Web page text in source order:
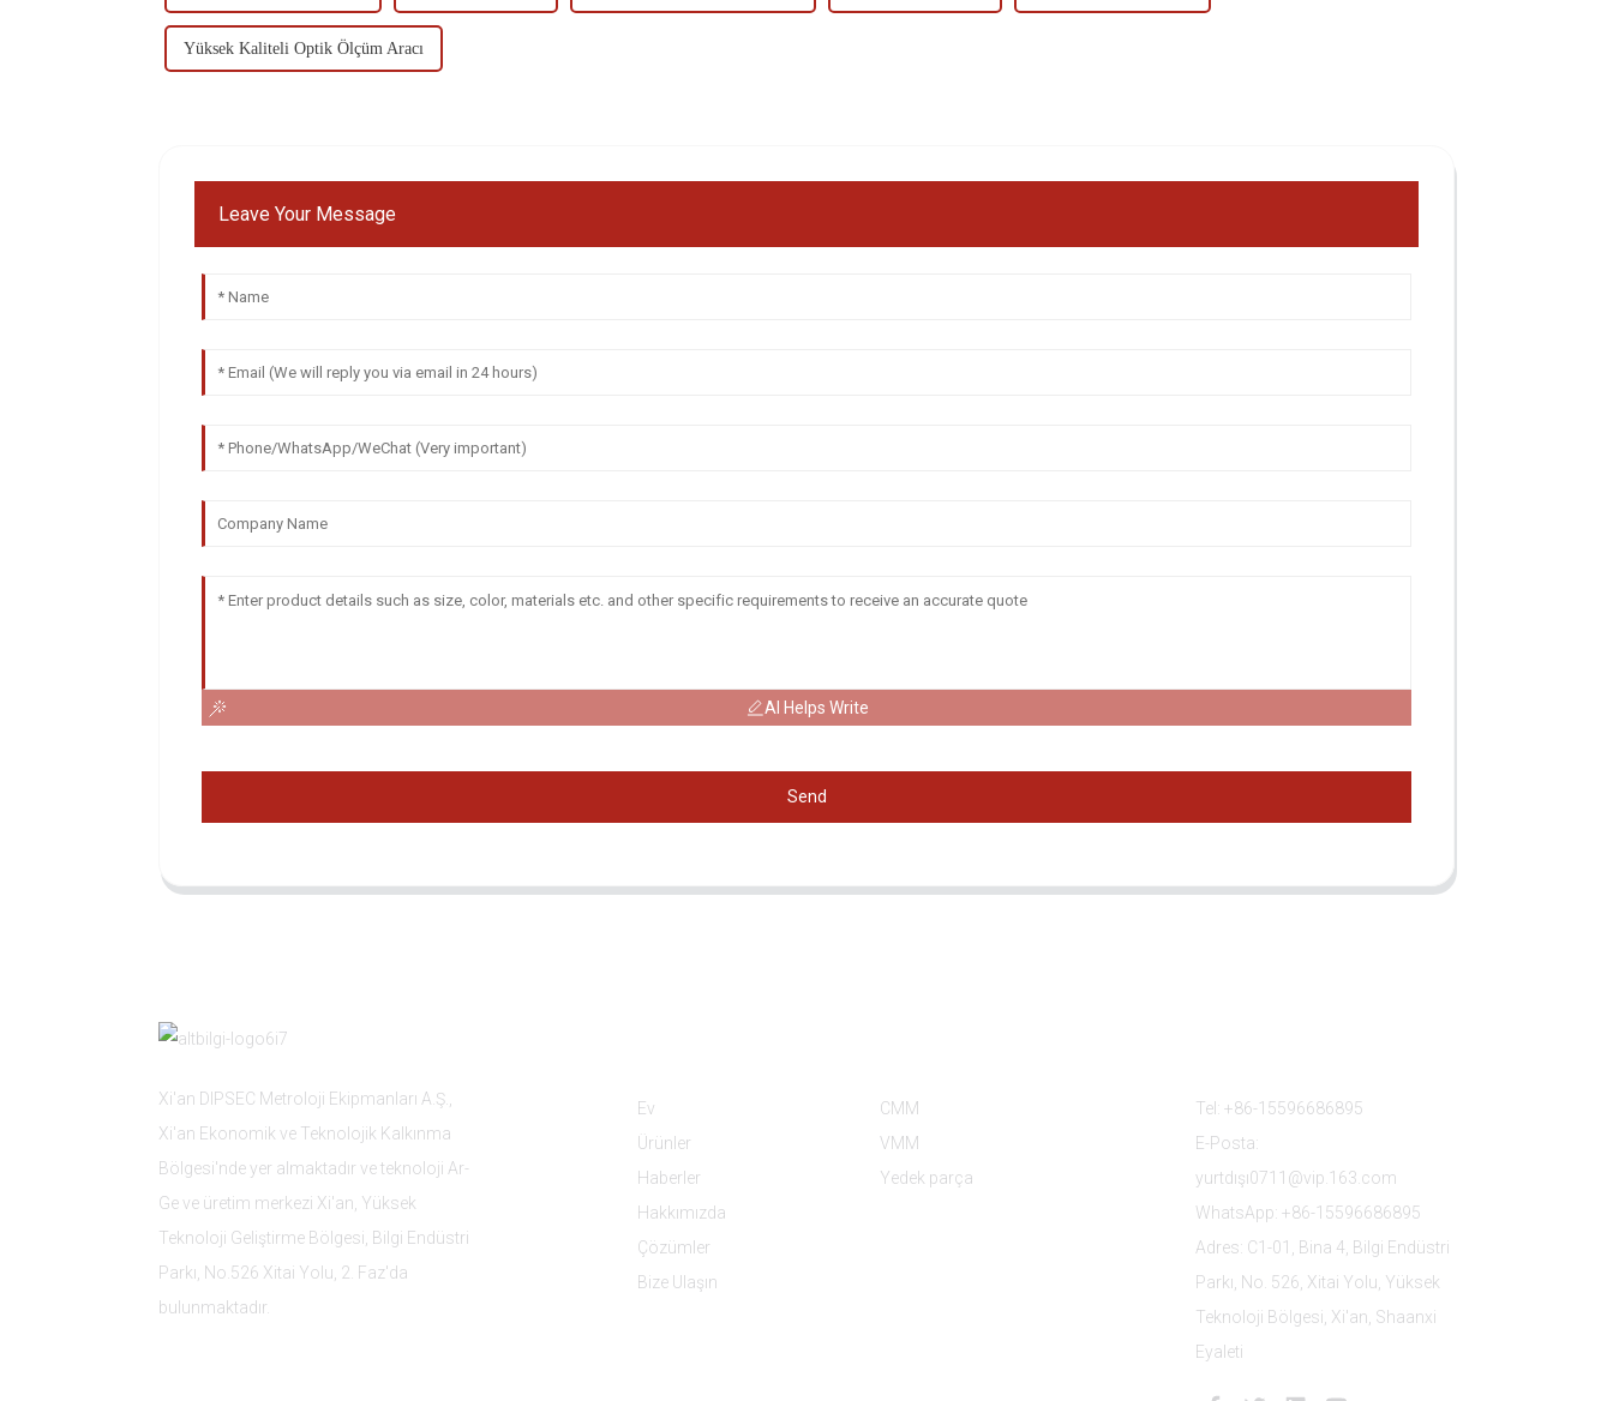
Yüksek Kaliteli Optik Ölçüm Aracı
Leave Your Message
AI Helps Write
Send
Xi'an DIPSEC Metroloji Ekipmanları A.Ş.,
Xi'an Ekonomik ve Teknolojik Kalkınma
Bölgesi'nde yer almaktadır ve teknoloji Ar-
Ge ve üretim merkezi Xi'an, Yüksek
Teknoloji Geliştirme Bölgesi, Bilgi Endüstri
Parkı, No.526 Xitai Yolu, 2. Faz'da
bulunmaktadır.
Ev
Ürünler
Haberler
Hakkımızda
Çözümler
Bize Ulaşın
CMM
VMM
Yedek parça
Tel: +86-15596686895
E-Posta:
yurtdışı0711@vip.163.com
WhatsApp: +86-15596686895
Adres: C1-01, Bina 4, Bilgi Endüstri
Parkı, No. 526, Xitai Yolu, Yüksek
Teknoloji Bölgesi, Xi'an, Shaanxi
Eyaleti